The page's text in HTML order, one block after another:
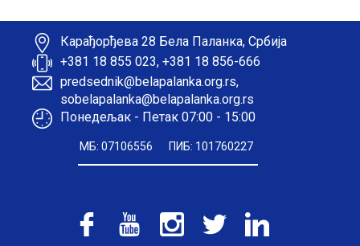
Карађорђева 28 Бела Паланка, Србија
+381 18 855 023, +381 18 856-666
predsednik@belapalanka.org.rs,
sobelapalanka@belapalanka.org.rs
Понедељак - Петак 07:00 - 15:00
МБ: 07106556 ПИБ: 101760227